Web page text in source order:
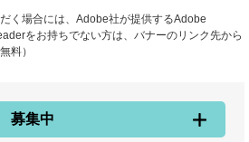
く場合には、Adobe社が提供するAdobe
をお持ちでない方は、バナーのリンク先から
料）
募集中